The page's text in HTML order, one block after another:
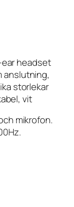
mikrofon.